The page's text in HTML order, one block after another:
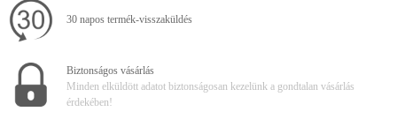
30 napos termék-visszaküldés
Biztonságos vásárlás
Minden elküldött adatot biztonságosan kezelünk a gondtalan vásárlás
érdekében!